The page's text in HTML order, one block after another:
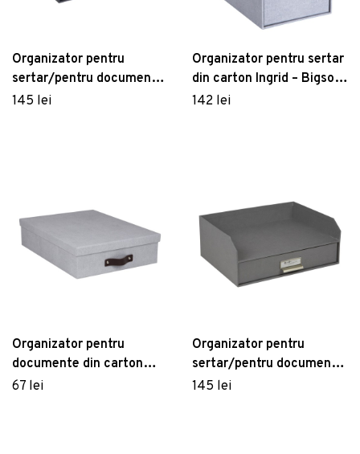
Organizator pentru
sertar/pentru documente
din carton Walter – Bigso
145 lei
Organizator pentru sertar
din carton Ingrid – Bigso
Box of Sweden
142 lei
Organizator pentru
documente din carton
Oskar – Bigso Box of
67 lei
Organizator pentru
sertar/pentru documente
din carton Walter – Bigso
145 lei